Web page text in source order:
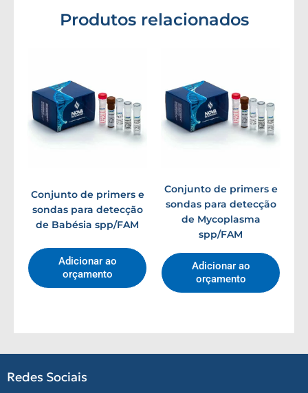
Produtos relacionados
Conjunto de primers e
sondas para detecção
de Babésia spp/FAM
Adicionar ao
orçamento
Conjunto de primers e
sondas para detecção
de Mycoplasma
spp/FAM
Adicionar ao
orçamento
Redes Sociais